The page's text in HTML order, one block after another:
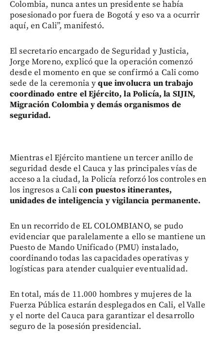
Colombia, nunca antes un presidente se había
posesionado por fuera de Bogotá y eso va a ocurrir
aquí, en Cali”, manifestó.
El secretario encargado de Seguridad y Justicia,
Jorge Moreno, explicó que la operación comenzó
desde el momento en que se confirmó a Cali como
sede de la ceremonia yque involucra un trabajo
coordinado entre el Ejército, la Policía, la SIJIN,
Migración Colombia y demás organismos de
seguridad.
Mientras el Ejército mantiene un tercer anillo de
seguridad desde el Cauca y las principales vías de
acceso a la ciudad, la Policía reforzó los controles en
los ingresos a Calicon puestos itinerantes,
unidades de inteligencia y vigilancia permanente.
En un recorrido de EL COLOMBIANO, se pudo
evidenciar que paralelamente a ello se mantiene un
Puesto de Mando Unificado (PMU) instalado,
coordinando todas las capacidades operativas y
logísticas para atender cualquier eventualidad.
En total, más de 11.000 hombres y mujeres de la
Fuerza Pública estarán desplegados en Cali, el Valle
y el norte del Cauca para garantizar el desarrollo
seguro de la posesión presidencial.